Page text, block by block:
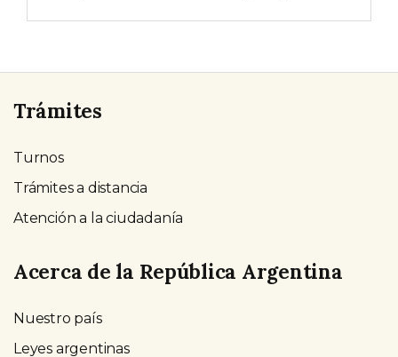
Trámites
Turnos
Trámites a distancia
Atención a la ciudadanía
Acerca de la República Argentina
Nuestro país
Leyes argentinas